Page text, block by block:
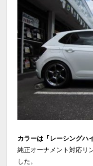
カラーは『レーシングハ
純正オーナメント対応リ
した。